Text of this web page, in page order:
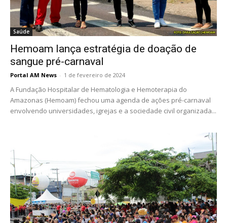
Saúde
Hemoam lança estratégia de doação de
sangue pré-carnaval
Portal AM News - 1 de fevereiro de 2024
A Fundação Hospitalar de Hematologia e Hemoterapia do
Amazonas (Hemoam) fechou uma agenda de ações pré-carnaval
envolvendo universidades, igrejas e a sociedade civil organizada...